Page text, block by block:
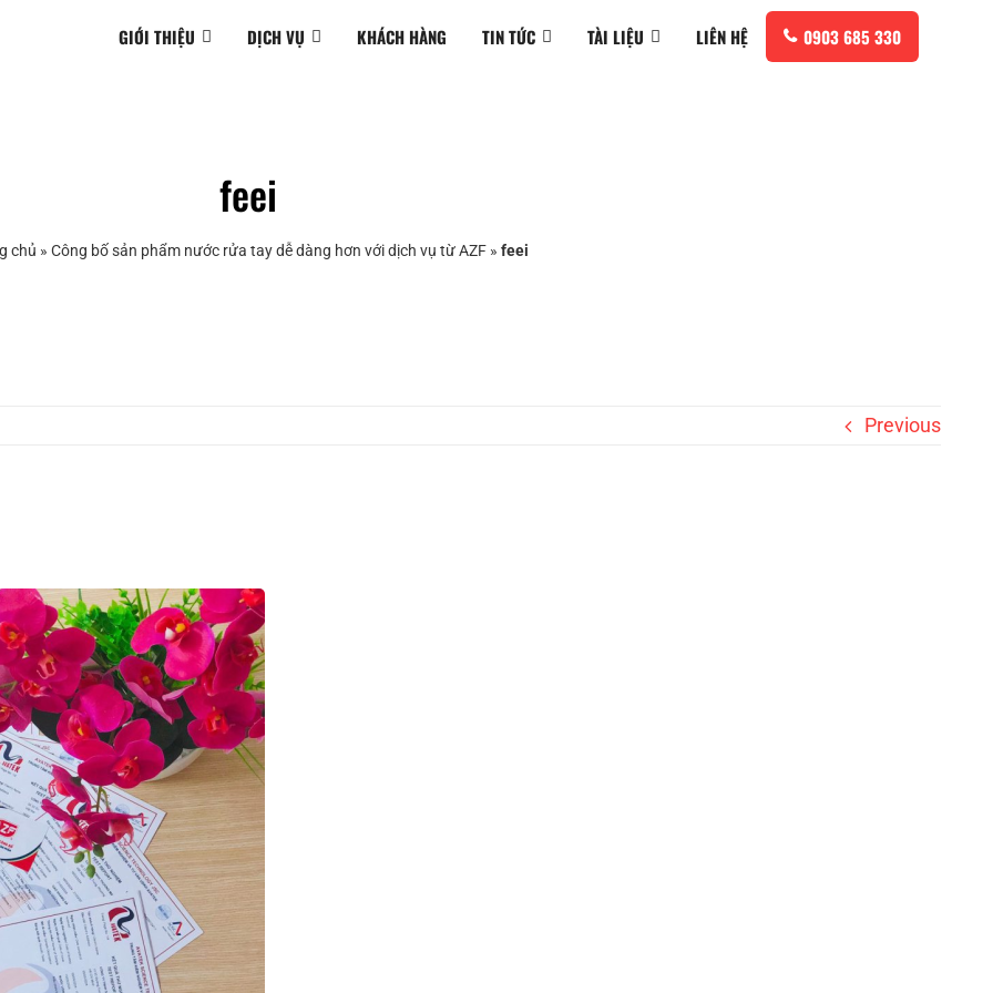
GIỚI THIỆU DỊCH VỤ KHÁCH HÀNG TIN TỨC TÀI LIỆU LIÊN HỆ 0903 685 330
feei
chủ » Công bố sản phẩm nước rửa tay dễ dàng hơn với dịch vụ từ AZF » feei
Previous